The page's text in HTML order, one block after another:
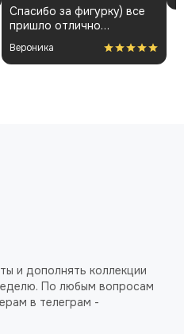
Спасибо за фигурку) все
пришло отлично
упакованным. Отдельная
благодарность за
покраску модели.
Вероника
и дополнять коллекции
По любым вопросам
в телеграм -